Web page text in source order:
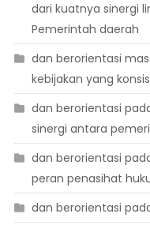
dari kuatnya sinergi
Pemerintah daerah
dan berorientasi
kebijakan yang
dan berorientasi
sinergi antara
dan berorientasi
peran penasihat
dan berorientasi